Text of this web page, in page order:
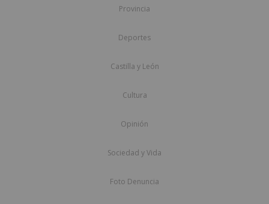
Provincia
Deportes
Castilla y León
Cultura
Opinión
Sociedad y Vida
Foto Denuncia